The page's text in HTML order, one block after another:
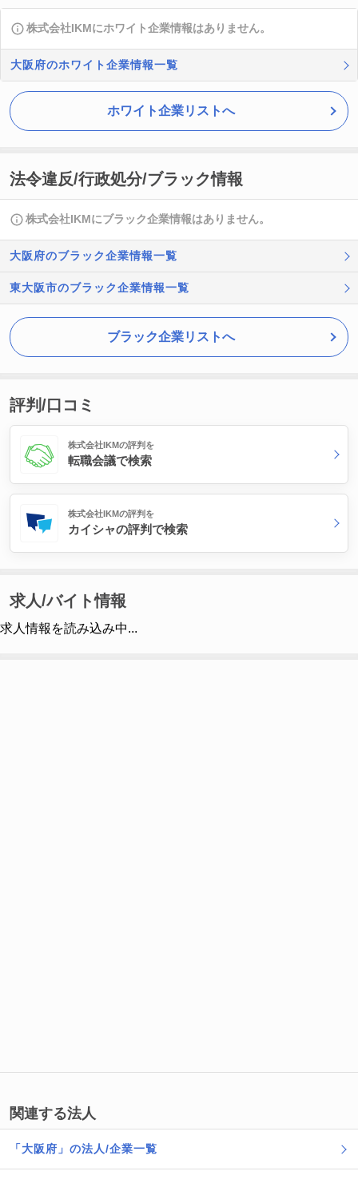
株式会社IKMにホワイト企業情報はありません。
大阪府のホワイト企業情報一覧
ホワイト企業リストへ
法令違反/行政処分/ブラック情報
株式会社IKMにブラック企業情報はありません。
大阪府のブラック企業情報一覧
東大阪市のブラック企業情報一覧
ブラック企業リストへ
評判/口コミ
株式会社IKMの評判を
転職会議で検索
株式会社IKMの評判を
カイシャの評判で検索
求人/バイト情報
求人情報を読み込み中...
関連する法人
「大阪府」の法人/企業一覧